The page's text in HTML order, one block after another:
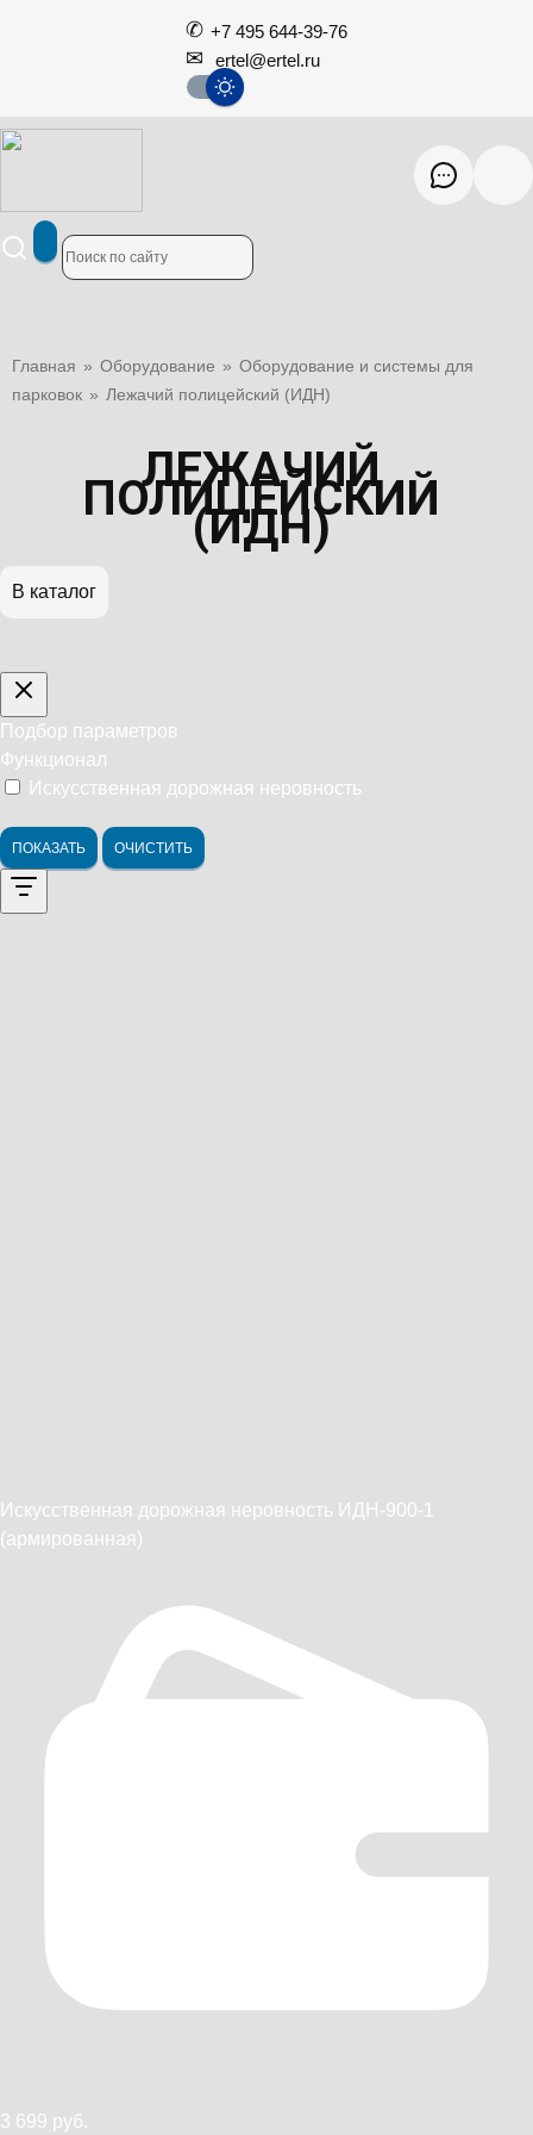
+7 495 644-39-76
ertel@ertel.ru
Главная » Оборудование » Оборудование и системы для
парковок » Лежачий полицейский (ИДН)
ЛЕЖАЧИЙ
ПОЛИЦЕЙСКИЙ
(ИДН)
В каталог
Подбор параметров
Функционал
Искусственная дорожная неровность
Искусственная дорожная неровность ИДН-900-1
(армированная)
3 699 руб.